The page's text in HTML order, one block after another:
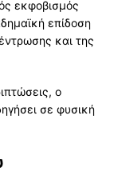
εκφοβισμός
επίδοση
και της
ο
σε φυσική